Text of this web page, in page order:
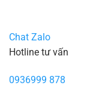
Chat Zalo
Hotline tư vấn
0936999 878